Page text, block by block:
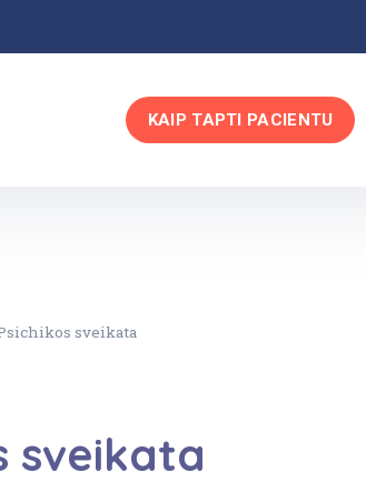
KAIP TAPTI PACIENTU
sveikata
sveikata